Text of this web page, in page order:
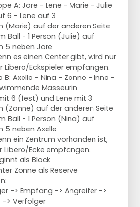
A: Jore - Lene - Marie - Julie
6 - Lene auf 3
(Marie) auf der anderen Seite
Ball - 1 Person (Julie) auf
5 neben Jore
es einen Center gibt, wird nur
Libero/Eckspieler empfangen.
B: Axelle - Nina - Zonne - Inne -
Masseurin
6 (fest) und Lene mit 3
(Zonne) auf der anderen Seite
Ball - 1 Person (Nina) auf
5 neben Axelle
ein Zentrum vorhanden ist,
Libero/Ecke empfangen.
als Block
Zonne als Reserve
-> Empfang -> Angreifer ->
-> Verfolger